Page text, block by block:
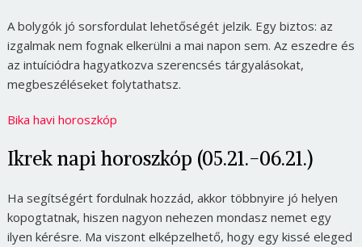
A bolygók jó sorsfordulat lehetőségét jelzik. Egy biztos: az
izgalmak nem fognak elkerülni a mai napon sem. Az eszedre és
az intuíciódra hagyatkozva szerencsés tárgyalásokat,
megbeszéléseket folytathatsz.
Bika havi horoszkóp
Ikrek napi horoszkóp (05.21.-06.21.)
Ha segítségért fordulnak hozzád, akkor többnyire jó helyen
kopogtatnak, hiszen nagyon nehezen mondasz nemet egy
ilyen kérésre. Ma viszont elképzelhető, hogy egy kissé eleged